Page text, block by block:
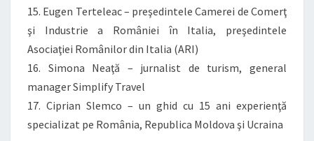
15. Eugen Terteleac – preşedintele Camerei de Comerţ
şi Industrie a României în Italia, preşedintele
Asociaţiei Românilor din Italia (ARI)
16. Simona Neaţă – jurnalist de turism, general
manager Simplify Travel
17. Ciprian Slemco – un ghid cu 15 ani experienţă
specializat pe România, Republica Moldova şi Ucraina